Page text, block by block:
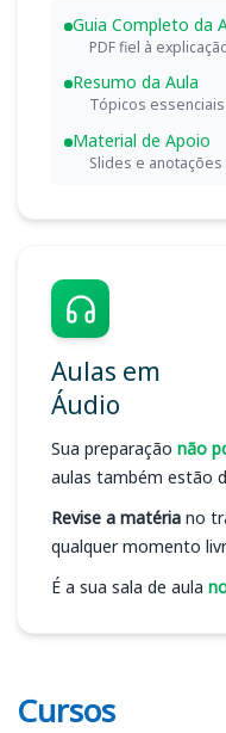
Guia Completo da
PDF fiel à
Resumo da Aula
Tópicos
Material de Apoio
Slides e
Aulas em
Áudio
Sua preparação não
aulas também estão
Revise a matéria no
qualquer momento
É a sua sala de aula
Cursos